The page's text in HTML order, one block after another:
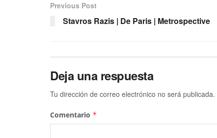
Previous Post
Stavros Razis | De Paris | Metrospective
Deja una respuesta
Tu dirección de correo electrónico no será publicada.
Comentario *